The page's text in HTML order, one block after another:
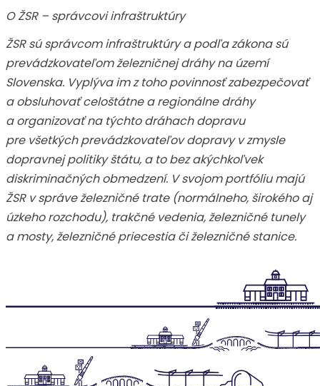
O ŽSR – správcovi infraštruktúry
ŽSR sú správcom infraštruktúry a podľa zákona sú
prevádzkovateľom železničnej dráhy na území
Slovenska. Vyplýva im z toho povinnosť zabezpečovať
a obsluhovať celoštátne a regionálne dráhy
a organizovať na týchto dráhach dopravu
pre všetkých prevádzkovateľov dopravy v zmysle
dopravnej politiky štátu, a to bez akýchkoľvek
diskriminačných obmedzení. V svojom portfóliu majú
ŽSR v správe železničné trate (normálneho, širokého aj
úzkeho rozchodu), trakčné vedenia, železničné tunely
a mosty, železničné priecestia či železničné stanice.